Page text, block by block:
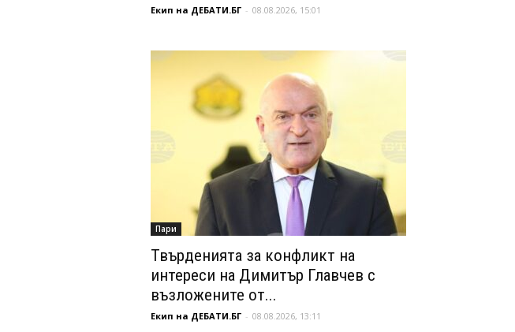
Екип на ДЕБАТИ.БГ - 08.08.2026, 15:01
Пари
Твърденията за конфликт на
интереси на Димитър Главчев с
възложените от...
Екип на ДЕБАТИ.БГ - 08.08.2026, 13:11